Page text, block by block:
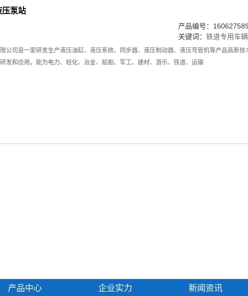
压泵站
产品编号：
关键词： 铁道专用车
公司是一家研发生产液压油缸、液压系统、同步器、液压制动器、液压弯管机等产品高新
发和应用。能为电力、轻化、治金、船舶、军工、建材、游乐、铁道、运输
产品中心 企业实力 新闻资讯